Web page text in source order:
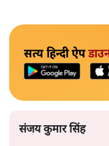
सत्य हिन्दी ऐप
संजय कुमार सिंह